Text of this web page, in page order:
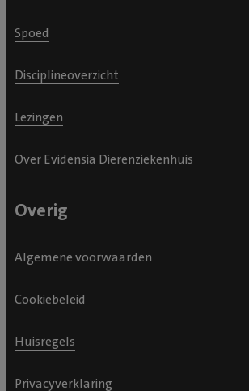
Spoed
Disciplineoverzicht
Lezingen
Over Evidensia Dierenziekenhuis
Overig
Algemene voorwaarden
Cookiebeleid
Huisregels
Privacyverklaring